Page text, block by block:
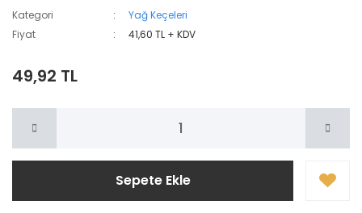
Kategori
Yağ Keçeleri
Fiyat
41,60 TL + KDV
49,92 TL
Sepete Ekle